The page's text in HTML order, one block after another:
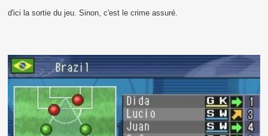
d'ici la sortie du jeu. Sinon, c'est le crime assuré.